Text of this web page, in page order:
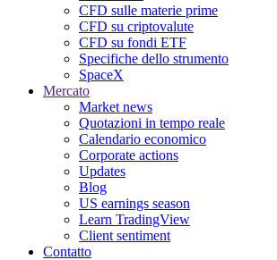
CFD sulle materie prime
CFD su criptovalute
CFD su fondi ETF
Specifiche dello strumento
SpaceX
Mercato
Market news
Quotazioni in tempo reale
Calendario economico
Corporate actions
Updates
Blog
US earnings season
Learn TradingView
Client sentiment
Contatto